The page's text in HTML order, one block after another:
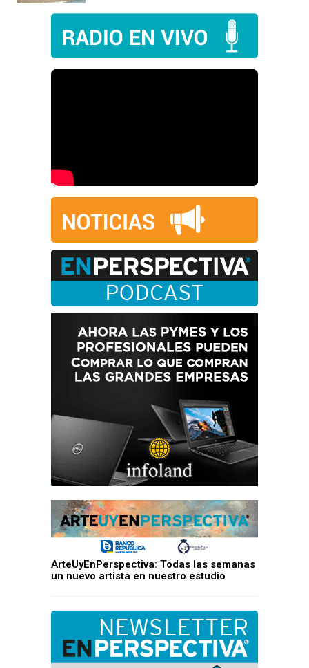
ArteUyEnPerspectiva: Todas las semanas
un nuevo artista en nuestro estudio